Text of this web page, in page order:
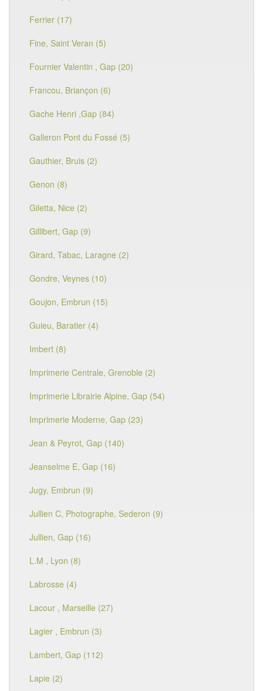
Ferrier (17)
Fine, Saint Veran (5)
Fournier Valentin , Gap (20)
Francou, Briançon (6)
Gache Henri ,Gap (84)
Galleron Pont du Fossé (5)
Gauthier, Bruis (2)
Genon (8)
Giletta, Nice (2)
Gillibert, Gap (9)
Girard, Tabac, Laragne (2)
Gondre, Veynes (10)
Goujon, Embrun (15)
Guieu, Baratier (4)
Imbert (8)
Imprimerie Centrale, Grenoble (2)
Imprimerie Librairie Alpine, Gap (54)
Imprimerie Moderne, Gap (23)
Jean & Peyrot, Gap (140)
Jeanselme E, Gap (16)
Jugy, Embrun (9)
Jullien C, Photographe, Sederon (9)
Jullien, Gap (16)
L.M , Lyon (8)
Labrosse (4)
Lacour , Marseille (27)
Lagier , Embrun (3)
Lambert, Gap (112)
Lapie (2)